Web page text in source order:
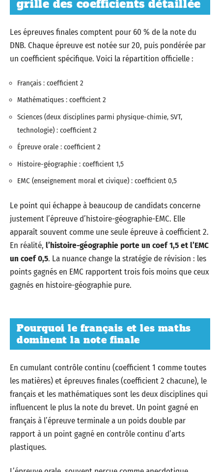
grille des coefficients détaillée
Les épreuves finales comptent pour 60 % de la note du
DNB. Chaque épreuve est notée sur 20, puis pondérée par
un coefficient spécifique. Voici la répartition officielle :
Français : coefficient 2
Mathématiques : coefficient 2
Sciences (deux disciplines parmi physique-chimie, SVT,
technologie) : coefficient 2
Épreuve orale : coefficient 2
Histoire-géographie : coefficient 1,5
EMC (enseignement moral et civique) : coefficient 0,5
Le point qui échappe à beaucoup de candidats concerne
justement l’épreuve d’histoire-géographie-EMC. Elle
apparaît souvent comme une seule épreuve à coefficient 2.
En réalité, l’histoire-géographie porte un coef 1,5 et l’EMC
un coef 0,5. La nuance change la stratégie de révision : les
points gagnés en EMC rapportent trois fois moins que ceux
gagnés en histoire-géographie pure.
Pourquoi le français et les maths
dominent la note finale
En cumulant contrôle continu (coefficient 1 comme toutes
les matières) et épreuves finales (coefficient 2 chacune), le
français et les mathématiques sont les deux disciplines qui
influencent le plus la note du brevet. Un point gagné en
français à l’épreuve terminale a un poids double par
rapport à un point gagné en contrôle continu d’arts
plastiques.